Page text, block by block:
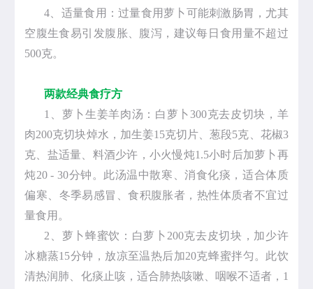
4、适量食用：过量食用萝卜可能刺激肠胃，尤其
空腹生食易引发腹胀、腹泻，建议每日食用量不超过
500克。
两款经典食疗方
1、萝卜生姜羊肉汤：白萝卜300克去皮切块，羊
肉200克切块焯水，加生姜15克切片、葱段5克、花椒3
克、盐适量、料酒少许，小火慢炖1.5小时后加萝卜再
炖20 - 30分钟。此汤温中散寒、消食化痰，适合体质
偏寒、冬季易感冒、食积腹胀者，热性体质者不宜过
量食用。
2、萝卜蜂蜜饮：白萝卜200克去皮切块，加少许
冰糖蒸15分钟，放凉至温热后加20克蜂蜜拌匀。此饮
清热润肺、化痰止咳，适合肺热咳嗽、咽喉不适者，1